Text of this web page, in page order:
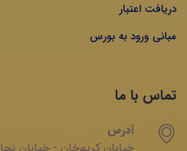
دریافت اعتبار
مبانی ورود به بورس
تماس با ما
آدرس